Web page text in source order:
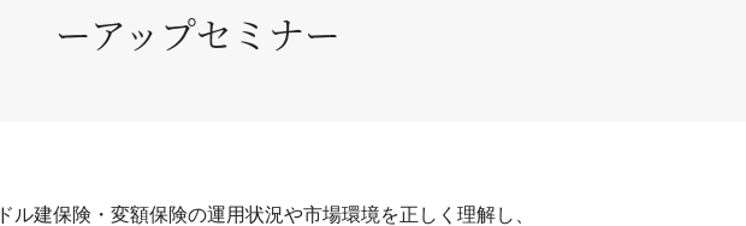
ーアップセミナー
ドル建保険・変額保険の運用状況や市場環境を正しく理解し、